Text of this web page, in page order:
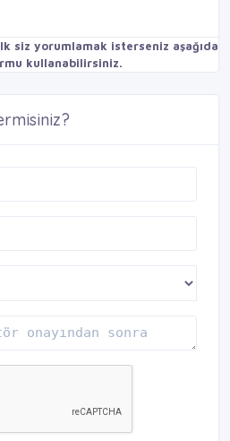
siz yorumlamak isterseniz aşağıda
kullanabilirsiniz.